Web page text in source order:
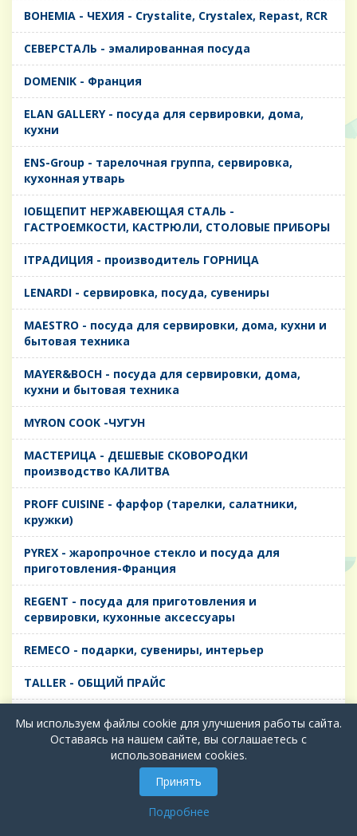
BOHEMIA - ЧЕХИЯ - Crystalite, Crystalex, Repast, RCR
CЕВЕРСТАЛЬ - эмалированная посуда
DOMENIK - Франция
ELAN GALLERY - посуда для сервировки, дома,
кухни
ENS-Group - тарелочная группа, сервировка,
кухонная утварь
IОБЩЕПИТ НЕРЖАВЕЮЩАЯ СТАЛЬ -
ГАСТРОЕМКОСТИ, КАСТРЮЛИ, СТОЛОВЫЕ ПРИБОРЫ
IТРАДИЦИЯ - производитель ГОРНИЦА
LENARDI - сервировка, посуда, сувениры
MAESTRO - посуда для сервировки, дома, кухни и
бытовая техника
MAYER&BOCH - посуда для сервировки, дома,
кухни и бытовая техника
MYRON COOK -ЧУГУН
MАСТЕРИЦА - ДЕШЕВЫЕ СКОВОРОДКИ
производство КАЛИТВА
PROFF CUISINE - фарфор (тарелки, салатники,
кружки)
PYREX - жаропрочное стекло и посуда для
приготовления-Франция
REGENT - посуда для приготовления и
сервировки, кухонные аксессуары
REMECO - подарки, сувениры, интерьер
TALLER - ОБЩИЙ ПРАЙС
TIMA - посуда для приготовления и сервировки,
кухонные аксессуары
БИОСТАЛЬ - ТЕРМОСА
Мы используем файлы cookie для улучшения работы сайта.
Оставаясь на нашем сайте, вы соглашаетесь с
использованием cookies.
Принять
Подробнее